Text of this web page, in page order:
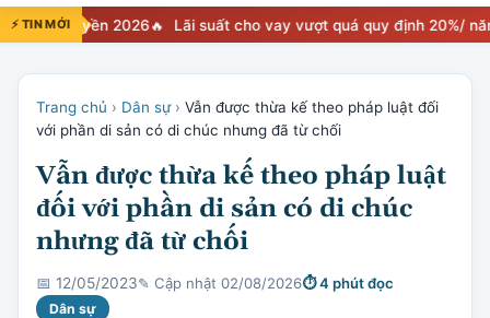
⚡ TIN MỚI
2026 Lãi suất cho vay vượt quá quy định 20%/ năm thì xử lý như
Trang chủ › Dân sự› Vẫn được thừa kế theo pháp luật đối
với phần di sản có di chúc nhưng đã từ chối
Vẫn được thừa kế theo pháp luật
đối với phần di sản có di chúc
nhưng đã từ chối
📅 12/05/2023✎ Cập nhật 02/08/2026⏱ 4 phút đọc
Dân sự